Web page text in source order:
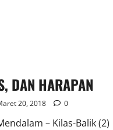
DAN HARAPAN
20, 2018 0
– Kilas-Balik (2)